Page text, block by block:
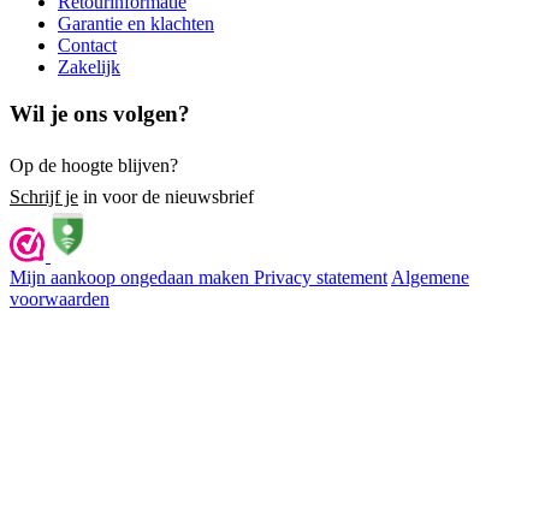
Garantie en klachten
Contact
Zakelijk
Wil je ons volgen?
Op de hoogte blijven?
Schrijf je in voor de nieuwsbrief
Mijn aankoop ongedaan maken Privacy statement Algemene
voorwaarden